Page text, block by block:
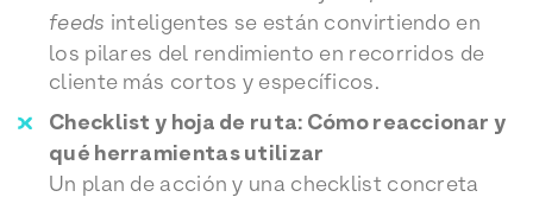
feeds inteligentes se están convirtiendo en
los pilares del rendimiento en recorridos de
cliente más cortos y específicos.
Checklist y hoja de ruta: Cómo reaccionar y
qué herramientas utilizar
Un plan de acción y una checklist concreta